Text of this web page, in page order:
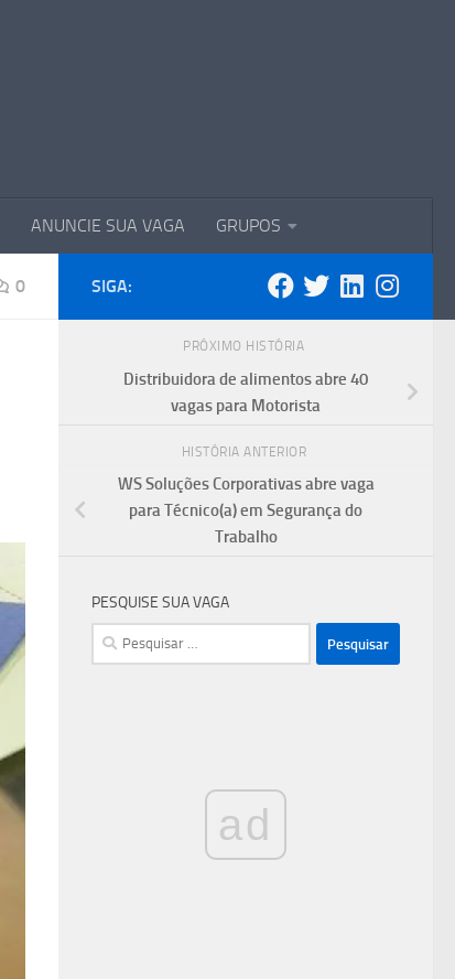
ANUNCIE SUA VAGA GRUPOS
0 SIGA:
PRÓXIMO HISTÓRIA
Distribuidora de alimentos abre 40
vagas para Motorista
HISTÓRIA ANTERIOR
WS Soluções Corporativas abre vaga
para Técnico(a) em Segurança do
Trabalho
PESQUISE SUA VAGA
Pesquisar
por:
ad